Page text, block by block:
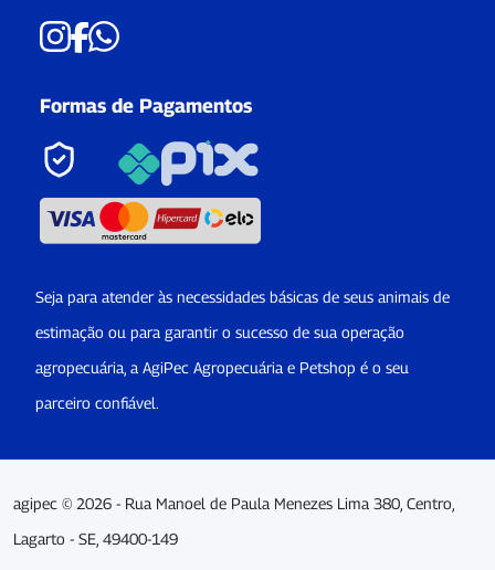
Formas de Pagamentos
Seja para atender às necessidades básicas de seus animais de
estimação ou para garantir o sucesso de sua operação
agropecuária, a AgiPec Agropecuária e Petshop é o seu
parceiro confiável.
agipec © 2026 - Rua Manoel de Paula Menezes Lima 380, Centro,
Lagarto - SE, 49400-149